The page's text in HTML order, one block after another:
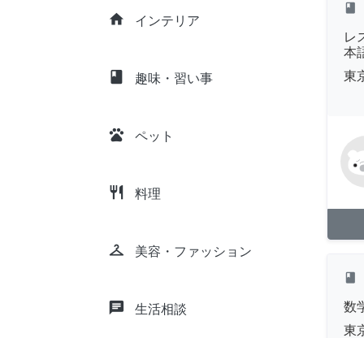
home インテリア
class 趣味・習い事
pets ペット
restaurant 料理
checkroom 美容・ファッション
chat 生活相談
class
レ
本
東
class
数
東